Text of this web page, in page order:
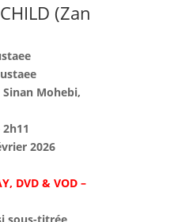
(Zan
Mohebi,
2026
DVD & VOD –